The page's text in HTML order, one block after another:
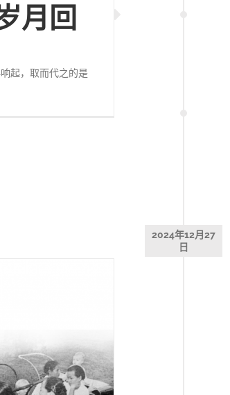
月回
起，取而代之的是
2024年12月27
日